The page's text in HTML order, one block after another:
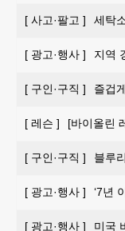
[ 사고·팔고 ] 세탁
[ 광고·행사 ] 지역
[ 구인·구직 ] 즐겁
[ 레슨 ] [바이올린
[ 구인·구직 ] 블루
[ 광고·행사 ] ‘7년
[ 광고·행사 ] 미국